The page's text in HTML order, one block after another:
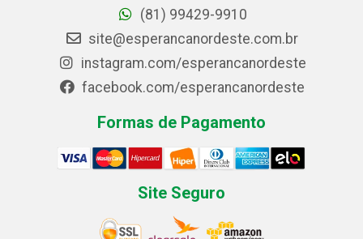
(81) 99429-9910
site@esperancanordeste.com.br
instagram.com/esperancanordeste
facebook.com/esperancanordeste
Formas de Pagamento
Site Seguro